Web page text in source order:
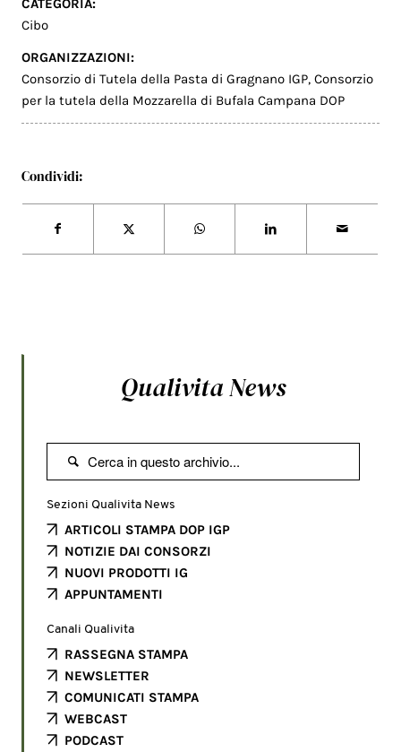
Cibo
ORGANIZZAZIONI:
Consorzio di Tutela della Pasta di Gragnano IGP,Consorzio
per la tutela della Mozzarella di Bufala Campana DOP
Condividi:
Qualivita News

Sezioni Qualivita News
ARTICOLI STAMPA DOP IGP
NOTIZIE DAI CONSORZI
NUOVI PRODOTTI IG
APPUNTAMENTI
Canali Qualivita
RASSEGNA STAMPA
NEWSLETTER
COMUNICATI STAMPA
WEBCAST
PODCAST